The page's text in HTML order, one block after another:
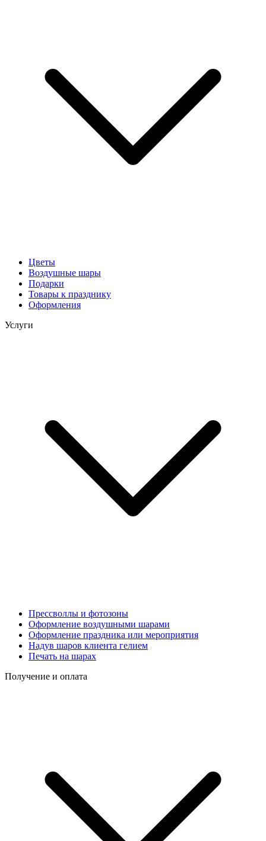
Цветы
Воздушные шары
Подарки
Товары к празднику
Оформления
Услуги
Прессволлы и фотозоны
Оформление воздушными шарами
Оформление праздника или мероприятия
Надув шаров клиента гелием
Печать на шарах
Получение и оплата